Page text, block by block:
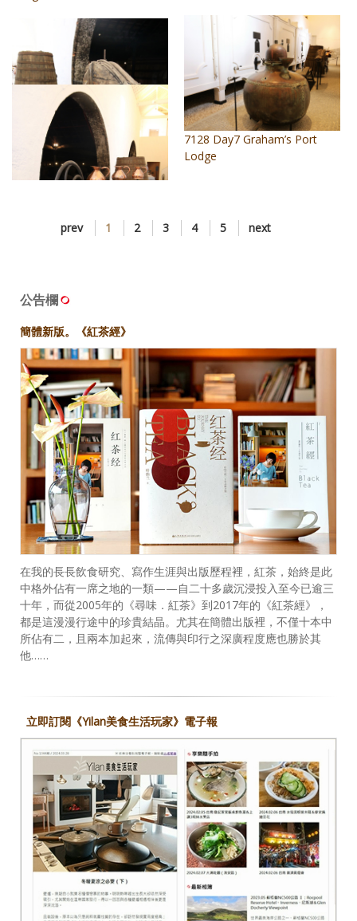
7128 Day7 Graham’s Port
Lodge
7130 Day7 Graham’s Port
Lodge
prev 1 2 3 4 5 next
公告欄
簡體新版。《紅茶經》
在我的長長飲食研究、寫作生涯與出版歷程裡，紅茶，始終是此
中格外佔有一席之地的一類——自二十多歲沉浸投入至今已逾三
十年，而從2005年的《尋味．紅茶》到2017年的《紅茶經》，
都是這漫漫行途中的珍貴結晶。尤其在簡體出版裡，不僅十本中
所佔有二，且兩本加起來，流傳與印行之深廣程度應也勝於其
他……
立即訂閱《Yilan美食生活玩家》電子報